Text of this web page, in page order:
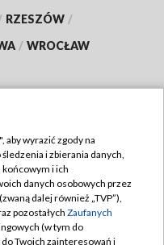
RZESZÓW /
/ WROCŁAW
TVP
aby wyrazić zgody na
i zbierania danych,
i ich
danych osobowych przez
dalej również „TVP”),
pozostałych Zaufanych
(w tym do
Twoich zainteresowań i